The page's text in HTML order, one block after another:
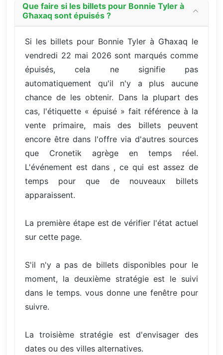
Que faire si les billets pour Bonnie Tyler à
Għaxaq sont épuisés ?
Si les billets pour Bonnie Tyler à Għaxaq le
vendredi 22 mai 2026 sont marqués comme
épuisés, cela ne signifie pas
automatiquement qu'il n'y a plus aucune
chance de les obtenir. Dans la plupart des
cas, l'étiquette « épuisé » fait référence à la
vente primaire, mais des billets peuvent
encore être dans l'offre via d'autres sources
que Cronetik agrège en temps réel.
L'événement est dans , ce qui est assez de
temps pour que de nouveaux billets
apparaissent.
La première étape est de vérifier l'état actuel
sur cette page.
S'il n'y a pas de billets disponibles pour le
moment, la deuxième stratégie est le suivi
dans le temps. vous donne une fenêtre pour
suivre.
La troisième stratégie est d'envisager des
dates ou des villes alternatives.